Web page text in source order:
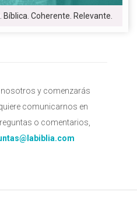
Coherente. Relevante.
nosotros y comenzarás
comunicarnos en
o comentarios,